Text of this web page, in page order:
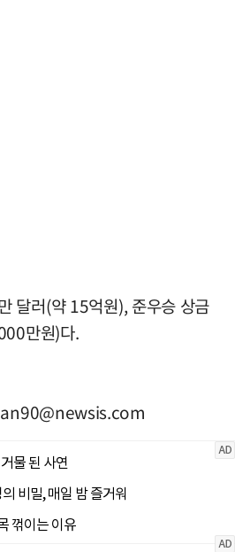
달러(약 15억원), 준우승 상금
만원)다.